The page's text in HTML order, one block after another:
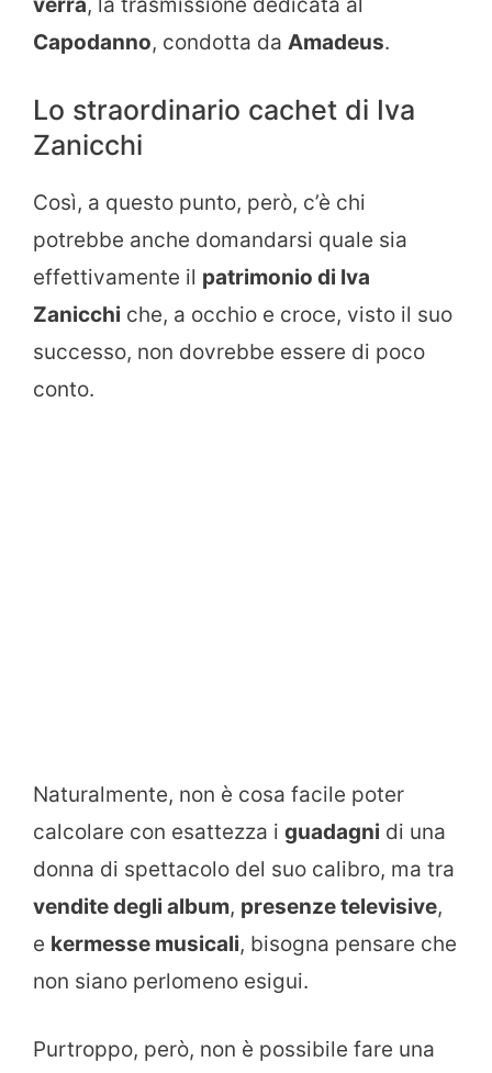
Capodanno, condotta da Amadeus.
Lo straordinario cachet di Iva
Zanicchi
Così, a questo punto, però, c’è chi
potrebbe anche domandarsi quale sia
effettivamente il patrimonio di Iva
Zanicchi che, a occhio e croce, visto il suo
successo, non dovrebbe essere di poco
conto.
Naturalmente, non è cosa facile poter
calcolare con esattezza i guadagni di una
donna di spettacolo del suo calibro, ma tra
vendite degli album, presenze televisive,
e kermesse musicali, bisogna pensare che
non siano perlomeno esigui.
Purtroppo, però, non è possibile fare una